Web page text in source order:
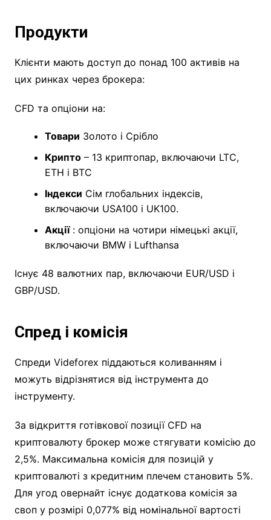
Продукти
Клієнти мають доступ до понад 100 активів на
цих ринках через брокера:
CFD та опціони на:
Товари Золото і Срібло
Крипто– 13 криптопар, включаючи LTC,
ETH і BTC
Індекси Сім глобальних індексів,
включаючи USA100 і UK100.
Акції: опціони на чотири німецькі акції,
включаючи BMW і Lufthansa
Існує 48 валютних пар, включаючи EUR/USD і
GBP/USD.
Спред і комісія
Спреди Videforex піддаються коливанням і
можуть відрізнятися від інструмента до
інструменту.
За відкриття готівкової позиції CFD на
криптовалюту брокер може стягувати комісію до
2,5%. Максимальна комісія для позицій у
криптовалюті з кредитним плечем становить 5%.
Для угод овернайт існує додаткова комісія за
своп у розмірі 0,077% від номінальної вартості